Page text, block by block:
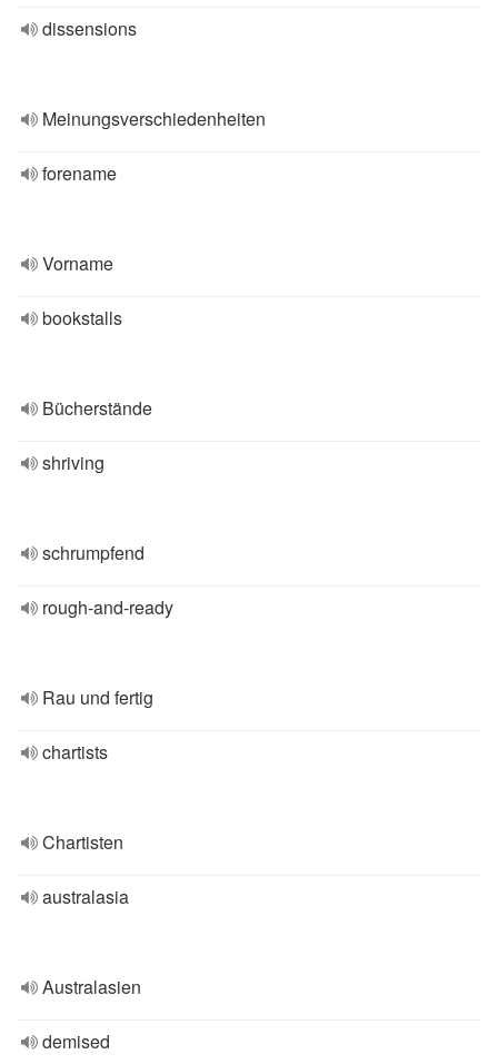
dissensions
Meinungsverschiedenheiten
forename
Vorname
bookstalls
Bücherstände
shriving
schrumpfend
rough-and-ready
Rau und fertig
chartists
Chartisten
australasia
Australasien
demised